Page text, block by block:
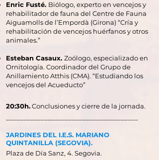
Enric Fusté. Biólogo, experto en vencejos y
rehabilitador de fauna del Centre de Fauna
Aiguamolls de l’Empordà (Girona) “Cría y
rehabilitación de vencejos huérfanos y otros
animales.”
Esteban Casaux. Zoólogo, especializado en
Ornitología. Coordinador del Grupo de
Anillamiento Atthis (CMA). “Estudiando los
vencejos del Acueducto”
20:30h.Conclusiones y cierre de la jornada.
JARDINES DEL I.E.S. MARIANO
QUINTANILLA (SEGOVIA).
Plaza de Día Sanz, 4. Segovia.